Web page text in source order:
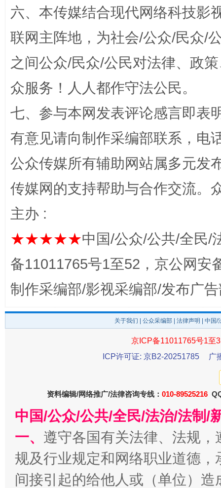
东山县通报“牛蛙产品抗生素超标问题”
千年窑火 生生不息
六、本传媒结合现代网络科技影
联网主阵地，为社会/公众/民众/
之间公众/民众/公民对法律、政
众服务！人人都作守法公民。
七、参与本网发表评论感言即表
有意见请向制作采编部联系，电
公众传媒所有辅助网站属多元发
传媒网的支持帮助与合作交流。
主办 :
★★★★★中国/公众/公共/全民/
备11011765号1至52，京公网安
制作采编部/影视采编部/发布广
关于我们 公众采编部 法律声明 | 中国
京ICP备11011765号1至
ICP许可证: 京B2-20251785
广
资料编辑/网络推广/法律咨询专线： 010-89525216
中国/公众/公共/全民/法治/法制/
一、 遵守各国有关法律、法规
规及行业规定和网络职业道德
间接引起的给他人或（单位）